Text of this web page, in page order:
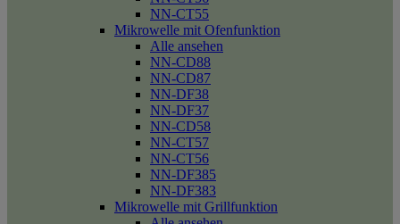
NN-CT55
Mikrowelle mit Ofenfunktion
Alle ansehen
NN-CD88
NN-CD87
NN-DF38
NN-DF37
NN-CD58
NN-CT57
NN-CT56
NN-DF385
NN-DF383
Mikrowelle mit Grillfunktion